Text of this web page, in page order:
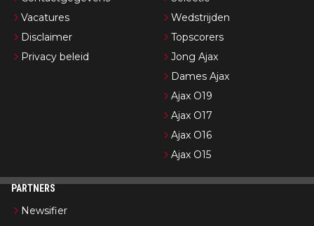
Vacatures
Disclaimer
Privacy beleid
Wedstrijden
Topscorers
Jong Ajax
Dames Ajax
Ajax O19
Ajax O17
Ajax O16
Ajax O15
PARTNERS
Newsifier